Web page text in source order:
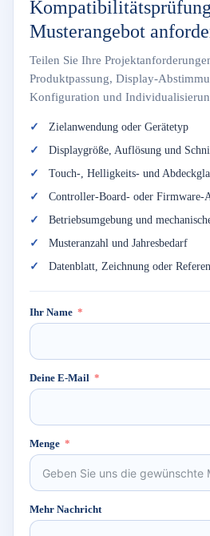
Musterangebot
Teilen Sie Ihre
Produktpassung, Display-
Konfiguration und
Zielanwendung oder Gerätetyp
Displaygröße, Auflösung und
Touch-, Helligkeits- und
Controller-Board- oder Firmware-
Betriebsumgebung und
Musteranzahl und Jahresbedarf
Datenblatt, Zeichnung oder
Ihr Name
Deine E-Mail
Menge
Mehr Nachricht